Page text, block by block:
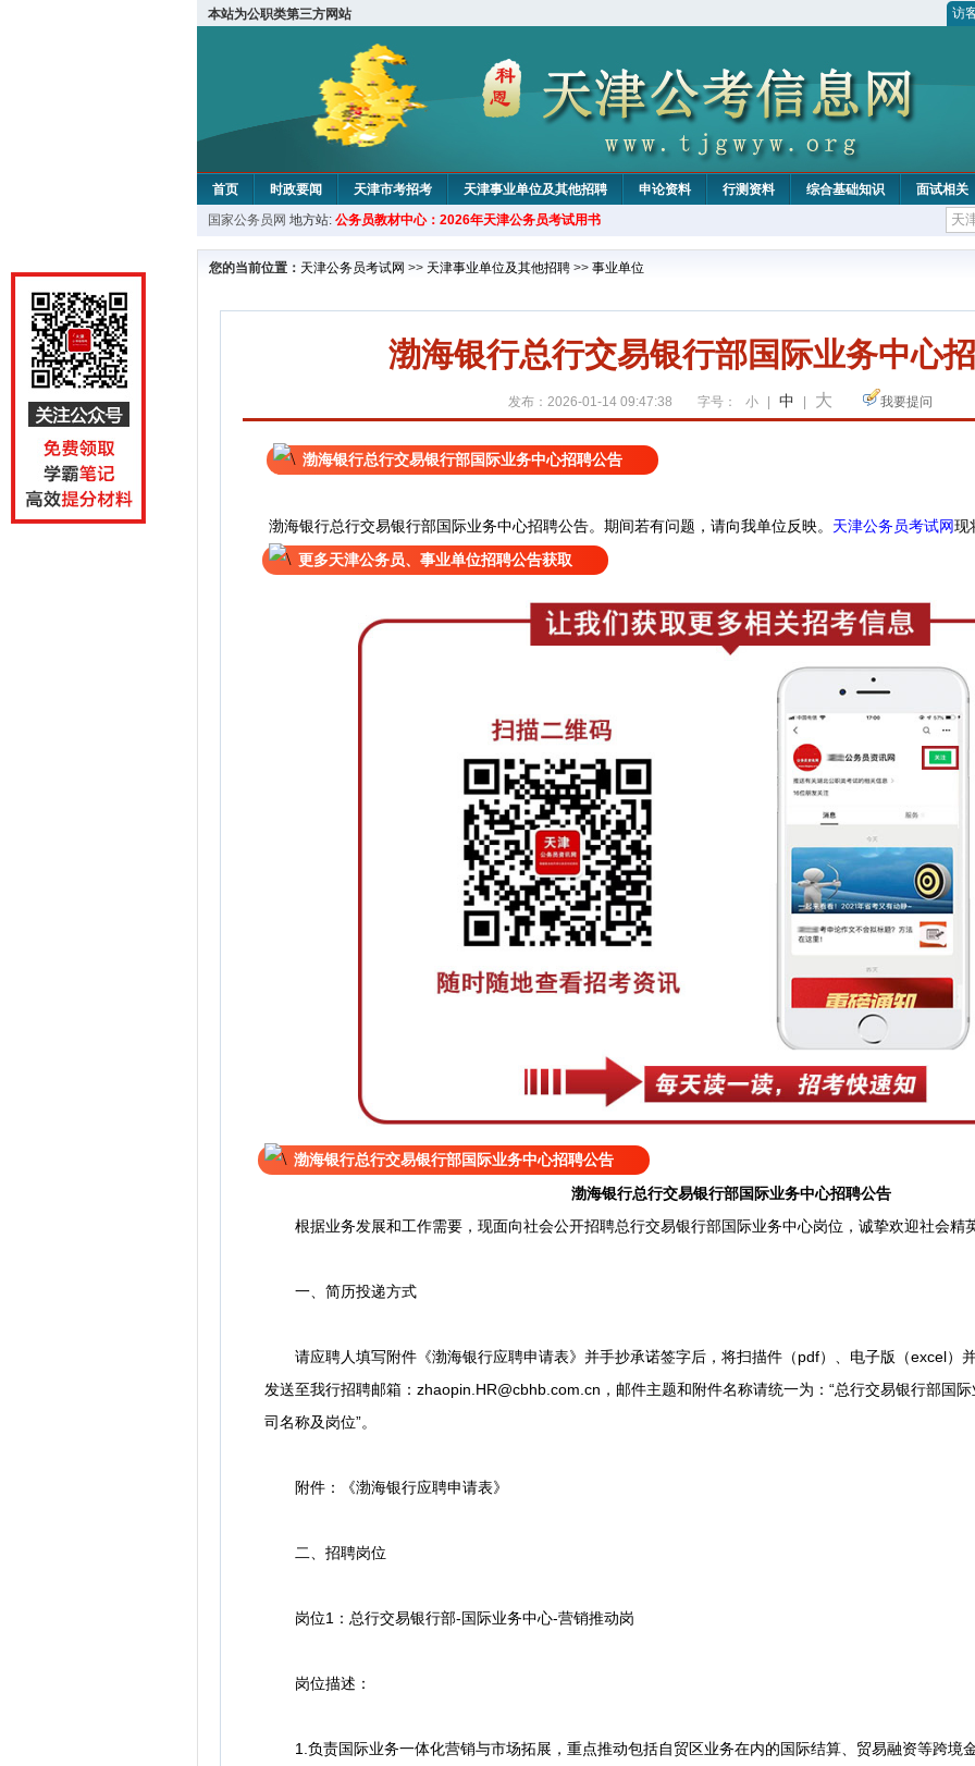
本站为公职类第三方网站 访
首页 时政要闻 天津市考招考 天津事业单位及其他招聘 申论资料 行测资料 综合基础知识 面试相关
教材中心
国家公务员网 地方站: 公务员教材中心：2026年天津公务员考试用书
您的当前位置： 天津公务员考试网 >> 天津事业单位及其他招聘 >> 事业单位
渤海银行总行交易银行部国际业务中心
发布：2026-01-14 09:47:38 字号： 小 中 大 我要提问
渤海银行总行交易银行部国际业务中心招聘公告
渤海银行总行交易银行部国际业务中心招聘公告。 期间若有问题，请向我单位反映。 天津公务员考试网现
更多天津公务员、事业单位招聘公告获取
渤海银行总行交易银行部国际业务中心招聘公告
渤海银行总行交易银行部国际业务中心招聘公告
根据业务发展和工作需要，现面向社会公开招聘总行交易银行部国际业务中心岗位，诚挚欢迎社会精
一、简历投递方式
请应聘人填写附件《渤海银行应聘申请表》并手抄承诺签字后，将扫描件（pdf）、电子版（excel）并
发送至我行招聘邮箱：zhaopin.HR@cbhb.com.cn，邮件主题和附件名称请统一为：“总行交易银行部国
司名称及岗位”。
附件：《渤海银行应聘申请表》
二、招聘岗位
岗位1：总行交易银行部-国际业务中心-营销推动岗
岗位描述：
1.负责国际业务一体化营销与市场拓展，重点推动包括自贸区业务在内的国际结算、贸易融资等跨境金